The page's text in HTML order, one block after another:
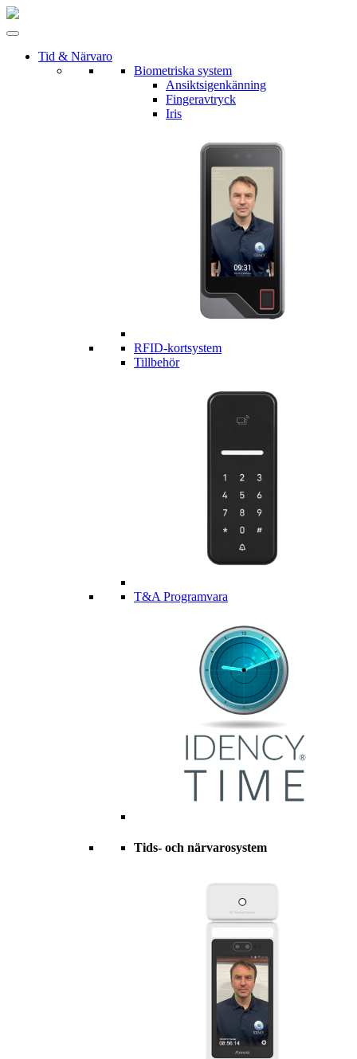
Tid & Närvaro
Biometriska system
Ansiktsigenkänning
Fingeravtryck
Iris
RFID-kortsystem
Tillbehör
T&A Programvara
Tids- och närvarosystem